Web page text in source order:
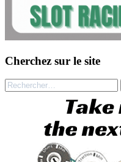
Cherchez sur le site
Rechercher :